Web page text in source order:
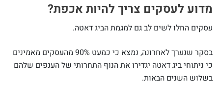
מדוע לעסקים צריך להיות אכפת?
עסקים החלו לשים לב גם למגמת הביג דאטה.
בסקר שנערך לאחרונה, נמצא כי כמעט 90% מהעסקים מאמינים
כי ניתוחי ביג דאטה יגדירו את הנוף התחרותי של הענפים שלהם
בשלוש השנים הבאות.